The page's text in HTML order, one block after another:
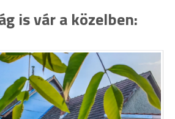
is vár a közelben: